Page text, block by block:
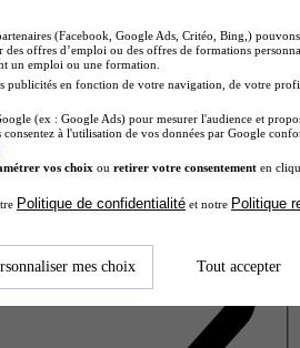
(Facebook, Google Ads, Critéo, Bing,)
offres d’emploi ou des offres de formations
un emploi ou une formation.
publicités en fonction de votre navigation, de votre
(ex : Google Ads) pour mesurer l'audience et
consentez à l'utilisation de vos données par Google
vos choix ou retirer votre consentement en
Politique de confidentialité et notre Politique
mes choix Tout accepter